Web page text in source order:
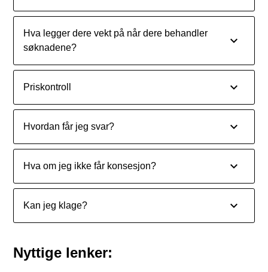
Hva legger dere vekt på når dere behandler
søknadene?
Priskontroll
Hvordan får jeg svar?
Hva om jeg ikke får konsesjon?
Kan jeg klage?
Nyttige lenker: